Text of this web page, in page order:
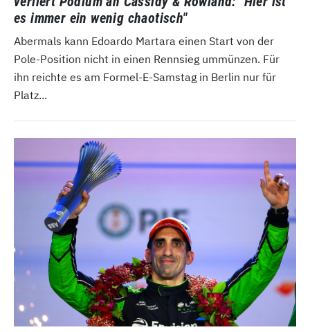
es immer ein wenig chaotisch"
Abermals kann Edoardo Martara einen Start von der
Pole-Position nicht in einen Rennsieg ummünzen. Für
ihn reichte es am Formel-E-Samstag in Berlin nur für
Platz...